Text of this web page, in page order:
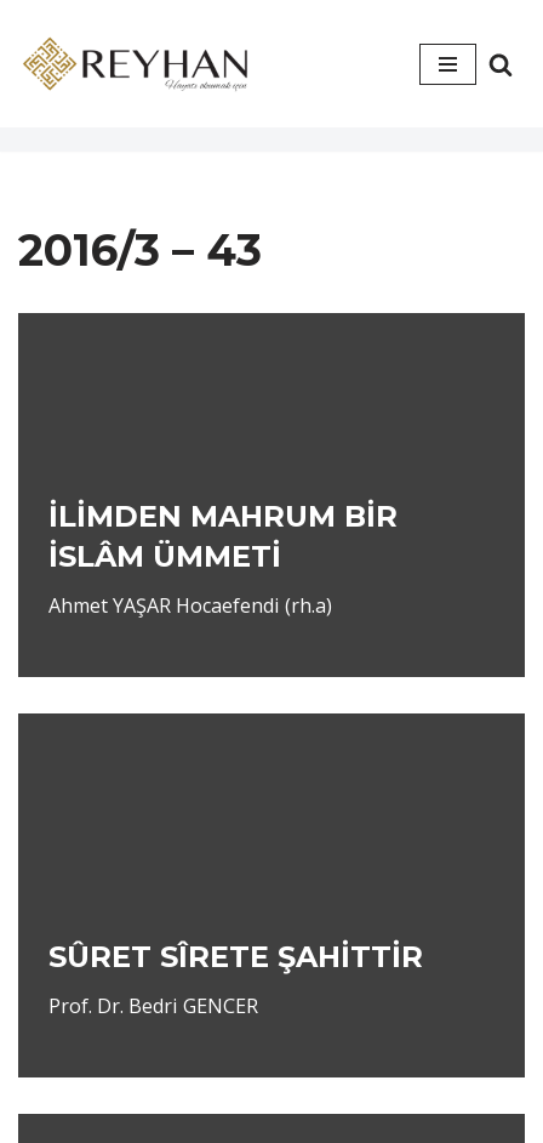
İçeriğe
2016/3 – 43
İLİMDEN MAHRUM BİR
İSLÂM ÜMMETİ
Ahmet YAŞAR Hocaefendi (rh.a)
SÛRET SÎRETE ŞAHİTTİR
Prof. Dr. Bedri GENCER